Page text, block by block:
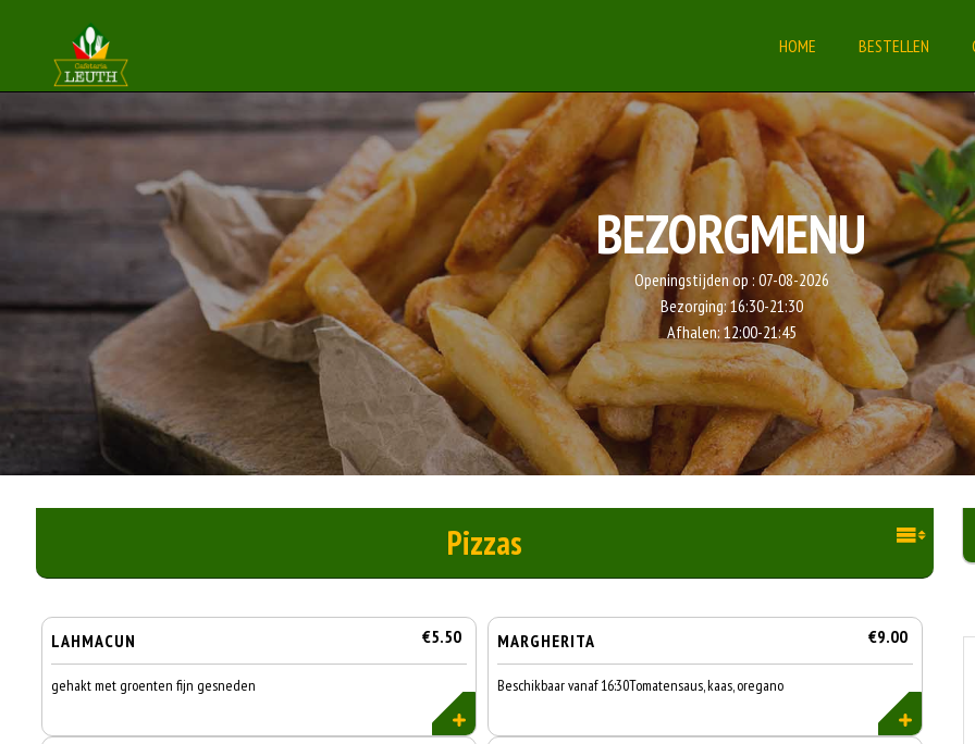
HOME BESTELLEN
BEZORGMENU
Openingstijden op : 07-08-2026
Bezorging:16:30-21:30
Afhalen:12:00-21:45
Pizzas
LAHMACUN €5.50
gehakt met groenten fijn gesneden
MARGHERITA €9.00
Beschikbaar vanaf 16:30Tomatensaus, kaas, oregano